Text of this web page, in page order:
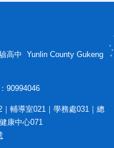
高中 Yunlin County Gukeng
90994046
輔導室021｜學務處031｜總
康中心071